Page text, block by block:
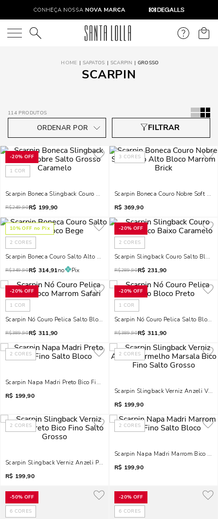
O que você está procurando?
SAPATOS SCARPIN GROSSO
SCARPIN
114 PRODUTOS
-20% OFF
1 COR
Scarpin Boneca Slingback Couro Nobre Salto Grosso Caramelo
R$249,90R$ 199,90
3 CORES
Scarpin Boneca Couro Nobre Soft
R$ 369,90
10% OFF no Pix
2 CORES
Scarpin Boneca Couro Salto Alto Bloco Bege
R$349,90R$ 314,91no Pix
-20% OFF
2 CORES
Scarpin Slingback Couro Salto Bloco
R$289,90R$ 231,90
-20% OFF
1 COR
Scarpin Nó Couro Pelica Salto Bloco Marrom Safari
R$389,90R$ 311,90
-20% OFF
1 COR
Scarpin Nó Couro Pelica Salto Bloco
R$389,90R$ 311,90
2 CORES
Scarpin Napa Madri Preto Bico Fino Salto Bloco
R$ 199,90
2 CORES
Scarpin Slingback Verniz Anzeli
R$ 199,90
2 CORES
Scarpin Slingback Verniz Anzeli Preto Bico Fino Salto Grosso
R$ 199,90
2 CORES
Scarpin Napa Madri Marrom Bico
R$ 199,90
-50% OFF
6 CORES
-20% OFF
6 CORES